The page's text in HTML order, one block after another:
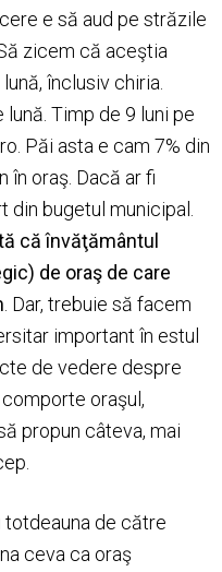
e să aud pe străzile
zicem că aceştia
înclusiv chiria.
Timp de 9 luni pe
Păi asta e cam 7% din
în oraş. Dacă ar fi
din bugetul municipal.
că învăţământul
de oraş de care
. Dar, trebuie să facem
important în estul
de vedere despre
oraşul,
propun câteva, mai
de către
ceva ca oraş